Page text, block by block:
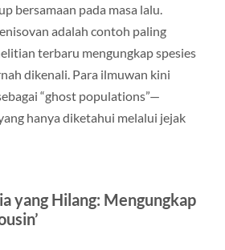
bersamaan pada masa lalu.
adalah contoh paling
terbaru mengungkap spesies
dikenali. Para ilmuwan kini
“ghost populations”—
hanya diketahui melalui jejak
yang Hilang: Mengungkap